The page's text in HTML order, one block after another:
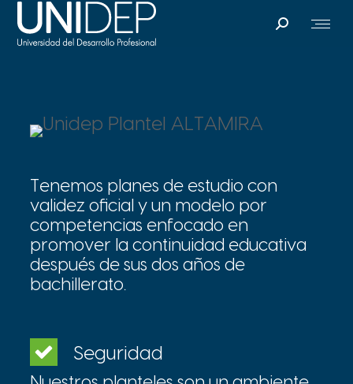
Search:
Tenemos planes de estudio con
validez oficial y un modelo por
competencias enfocado en
promover la continuidad educativa
después de sus dos años de
bachillerato.
Seguridad